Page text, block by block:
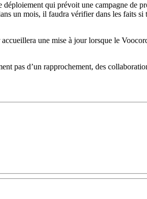
qui prévoit une campagne de
un mois, il faudra vérifier dans les faits si
une mise à jour lorsque le
pas d’un rapprochement, des